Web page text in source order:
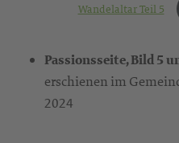
Wandelaltar Teil 5
Passionsseite, Bild 5
erschienen im
2024